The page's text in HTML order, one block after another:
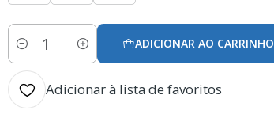
Quantidade
ADICIONAR AO CARRINHO
Adicionar à lista de favoritos